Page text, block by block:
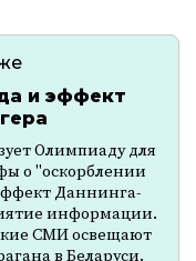
и эффект
Олимпиаду для
о "оскорблении
Даннинга-
информации.
СМИ освещают
в Беларуси.